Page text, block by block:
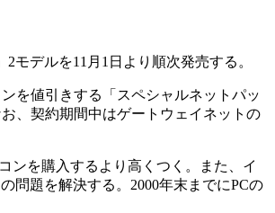
モデルを11月1日より順次発売する。
を値引きする「スペシャルネットパッ
、契約期間中はゲートウェイネットの
ンを購入するより高くつく。また、イ
問題を解決する。2000年末までにPCの